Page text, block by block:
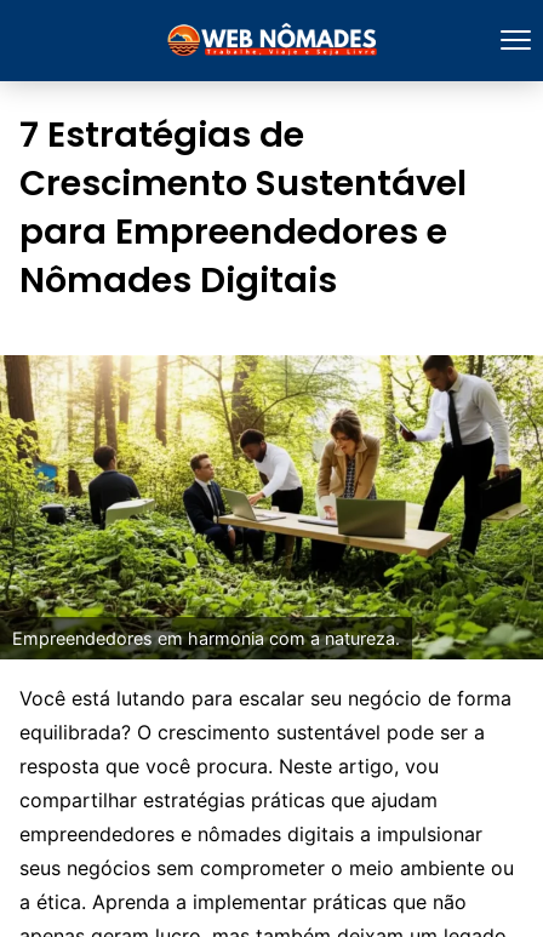
7 Estratégias de
Crescimento Sustentável
para Empreendedores e
Nômades Digitais
Empreendedores em harmonia com a natureza.
Você está lutando para escalar seu negócio de forma
equilibrada? O crescimento sustentável pode ser a
resposta que você procura. Neste artigo, vou
compartilhar estratégias práticas que ajudam
empreendedores e nômades digitais a impulsionar
seus negócios sem comprometer o meio ambiente ou
a ética. Aprenda a implementar práticas que não